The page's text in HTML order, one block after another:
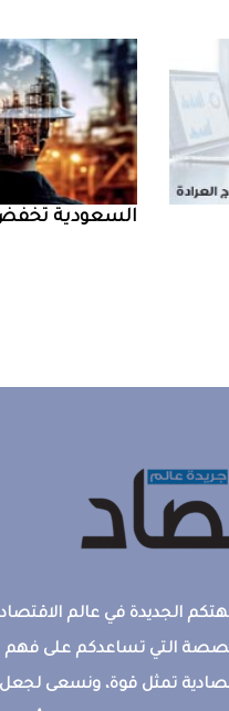
السعودية‭ ‬تخفض‭ ‬سعر‭ ...
الجديدة في عالم
التي تساعدكم على فهم
تمثل قوة، ونسعى